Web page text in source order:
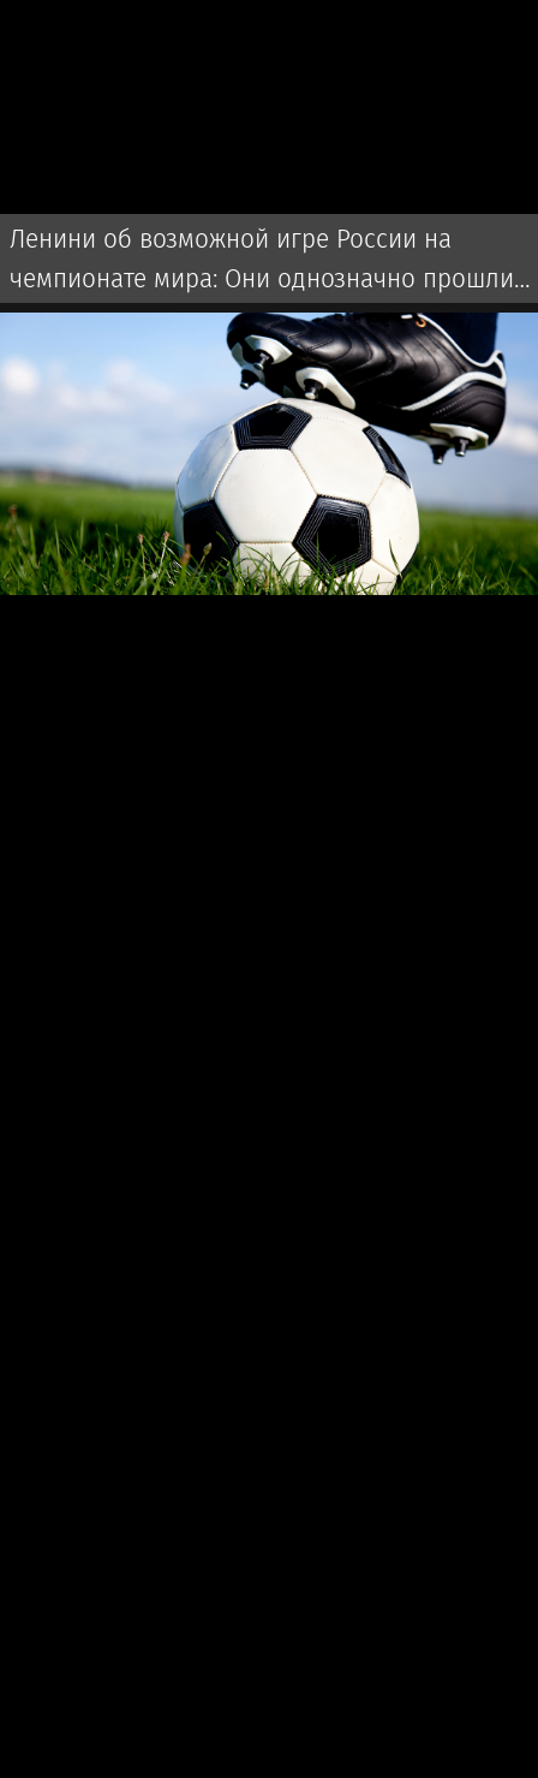
Ленини об возможной игре России на
чемпионате мира: Они однозначно прошли
бы далеко